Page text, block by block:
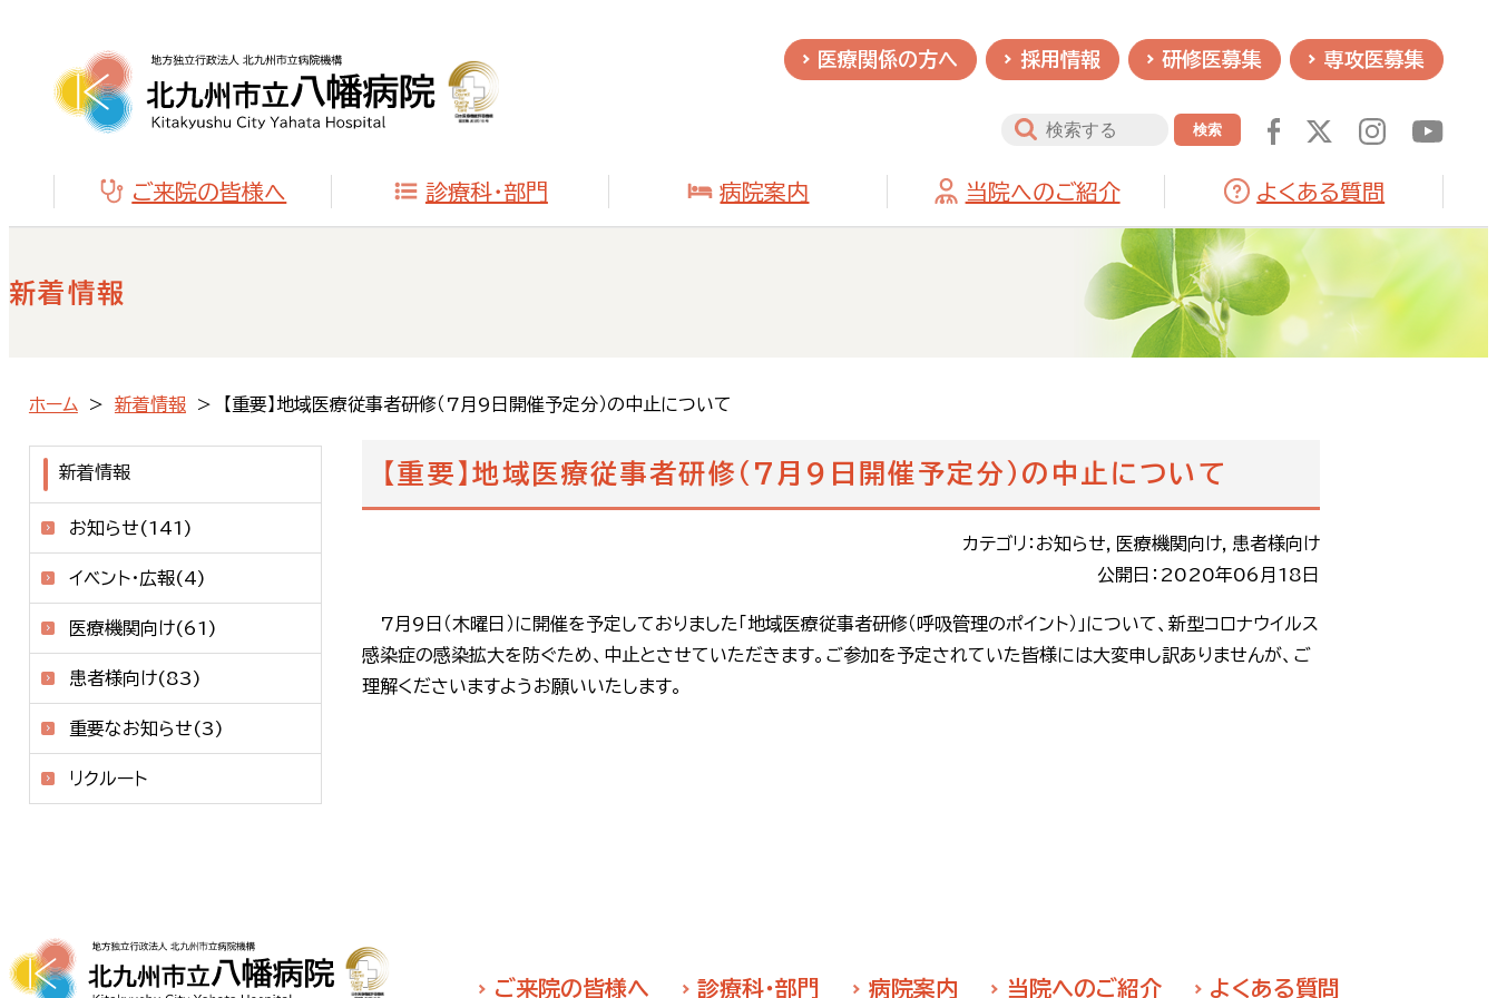
医療関係の方へ 採用情報 研修医募集 専攻医募集
ご来院の皆様へ 診療科・部門 病院案内 当院へのご紹介 よくある質問
新着情報
ホーム 新着情報 【重要】地域医療従事者研修（7月9日開催予定分）の中止について
新着情報
お知らせ(141)
イベント・広報(4)
医療機関向け(61)
患者様向け(83)
重要なお知らせ(3)
リクルート
【重要】地域医療従事者研修（7月9日開催予定分）の中止について
カテゴリ：お知らせ，医療機関向け，患者様向け
公開日：2020年06月18日
7月9日（木曜日）に開催を予定しておりました「地域医療従事者研修（呼吸管理のポイント）」について、新型コロナウイルス
感染症の感染拡大を防ぐため、中止とさせていただきます。ご参加を予定されていた皆様には大変申し訳ありませんが、ご
理解くださいますようお願いいたします。
ご来院の皆様へ 診療科・部門 病院案内 当院へのご紹介 よくある質問